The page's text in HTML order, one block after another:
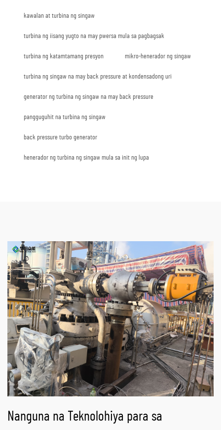
kawalan at turbina ng singaw
turbina ng iisang yugto na may pwersa mula sa pagbagsak
turbina ng katamtamang presyon mikro-henerador ng singaw
turbina ng singaw na may back pressure at kondensadong uri
generator ng turbina ng singaw na may back pressure
pangguguhit na turbina ng singaw
back pressure turbo generator
henerador ng turbina ng singaw mula sa init ng lupa
Nanguna na Teknolohiya para sa